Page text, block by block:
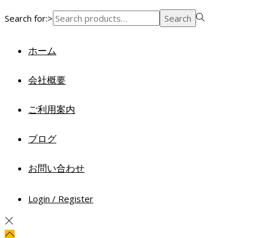
Search for:> Search
ホーム
会社概要
ご利用案内
ブログ
お問い合わせ
Login / Register